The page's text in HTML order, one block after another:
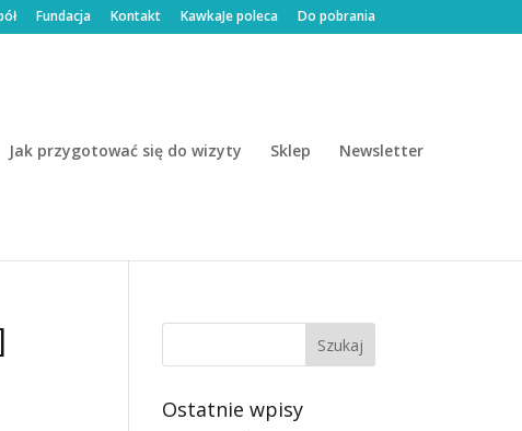
Fundacja Kontakt KawkaJe poleca Do pobrania
Jak przygotować się do wizyty Sklep Newsletter
Ostatnie wpisy